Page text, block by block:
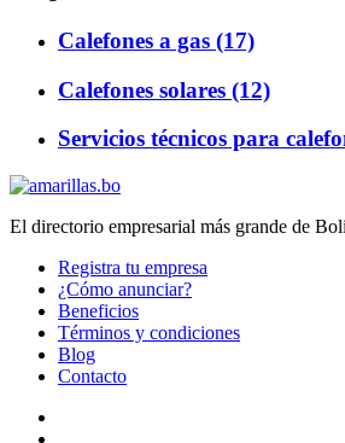
Calefones a gas (17)
Calefones solares (12)
Servicios técnicos para
El directorio empresarial más grande de
Registra tu empresa
¿Cómo anunciar?
Beneficios
Términos y condiciones
Blog
Contacto